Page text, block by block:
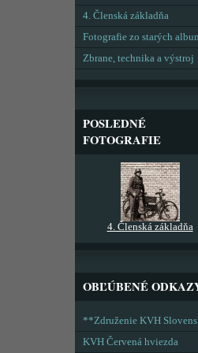
4. Členská základňa
Fotografie zo starých
Zbrane, technika a výstroj
POSLEDNÉ
FOTOGRAFIE
4. Členská základňa
OBĽÚBENÉ
**Združenie KVH
KVH Červená hviezda